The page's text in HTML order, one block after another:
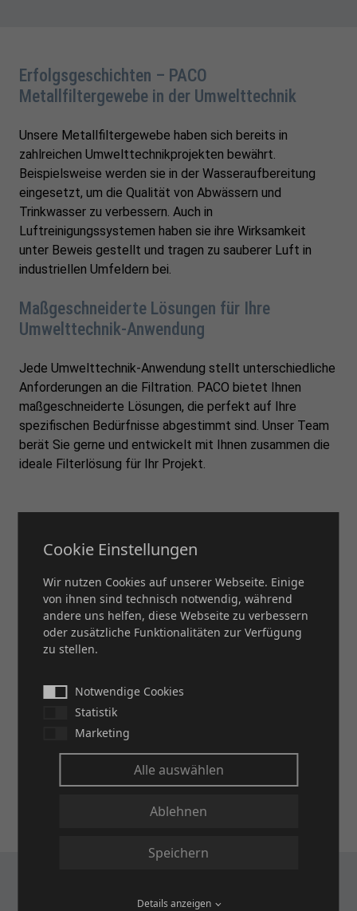
Erfolgsgeschichten – PACO
Metallfiltergewebe in der Umwelttechnik
Unsere Metallfiltergewebe haben sich bereits in
zahlreichen Umwelttechnikprojekten bewährt.
Beispielsweise werden sie in der Wasseraufbereitung
eingesetzt, um die Qualität von Abwässern und
Trinkwasser zu verbessern. Auch in
Luftreinigungssystemen haben sie ihre Wirksamkeit
unter Beweis gestellt und tragen zu sauberer Luft in
industriellen Umfeldern bei.
Maßgeschneiderte Lösungen für Ihre
Umwelttechnik-Anwendung
Jede Umwelttechnik-Anwendung stellt unterschiedliche
Anforderungen an die Filtration. PACO bietet Ihnen
maßgeschneiderte Lösungen, die perfekt auf Ihre
spezifischen Bedürfnisse abgestimmt sind. Unser Team
berät Sie gerne und entwickelt mit Ihnen zusammen die
ideale Filterlösung für Ihr Projekt.
JETZT IHRE MASSGESCHNEIDERTE L
ÖSUNG ANFRAGEN
Kontaktieren Sie uns, um mehr über unsere
der Umwelttechnik zu erfahren. Unser Expertenteam
steht Ihnen für eine individuelle Beratung zur Verfügung
und erstellt Ihnen ein maßgeschneidertes Angebot.
HÄUFIG GESTELLTE FRAGEN ZU
Cookie Einstellungen
Wir nutzen Cookies auf unserer Webseite. Einige
von ihnen sind technisch notwendig, während
andere uns helfen, diese Webseite zu verbessern
oder zusätzliche Funktionalitäten zur Verfügung
zu stellen.
Notwendige Cookies
Statistik
Marketing
Alle auswählen
Ablehnen
Speichern
Details anzeigen